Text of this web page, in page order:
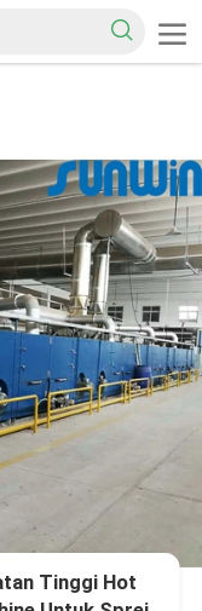
Tinggi Hot